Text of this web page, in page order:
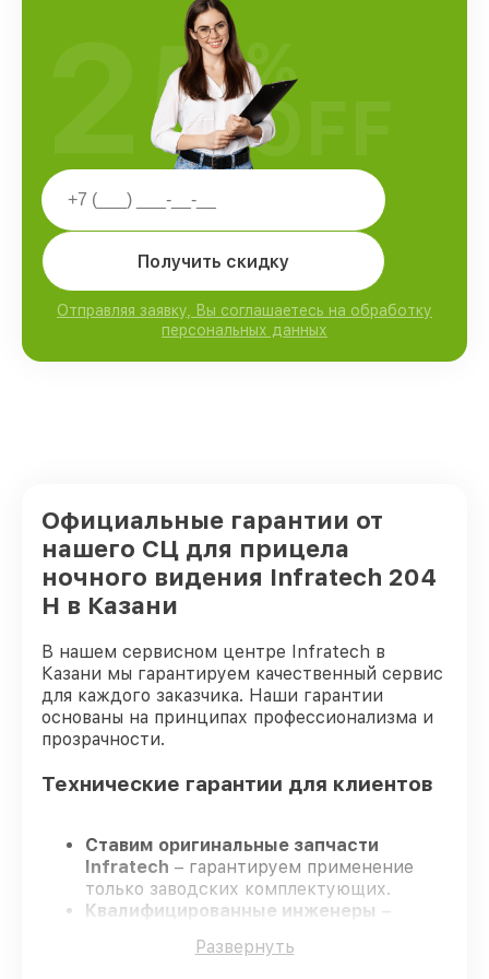
Получить скидку
Отправляя заявку, Вы соглашаетесь на обработку
персональных данных
25%
OFF
Официальные гарантии от
нашего СЦ для прицела
ночного видения Infratech 204
Н в Казани
В нашем сервисном центре Infratech в
Казани мы гарантируем качественный сервис
для каждого заказчика. Наши гарантии
основаны на принципах профессионализма и
прозрачности.
Технические гарантии для клиентов
Ставим оригинальные запчасти
Infratech – гарантируем применение
только заводских комплектующих.
Квалифицированные инженеры –
гарантирует качество выполняемых
Развернуть